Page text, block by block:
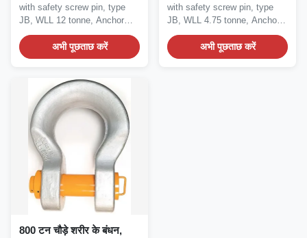
with safety screw pin, type
JB, WLL 12 tonne, Anchor
Shackle...
अभी पूछताछ करें
with safety screw pin, type
JB, WLL 4.75 tonne, Anchor
Shackle...
अभी पूछताछ करें
800 टन चौड़े शरीर के बंधन,